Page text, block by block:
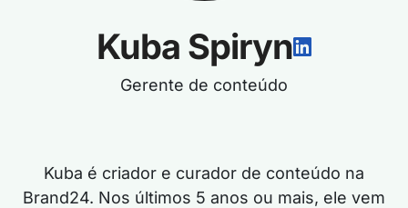
Kuba Spiryn
Gerente de conteúdo
Kuba é criador e curador de conteúdo na
Brand24. Nos últimos 5 anos ou mais, ele vem